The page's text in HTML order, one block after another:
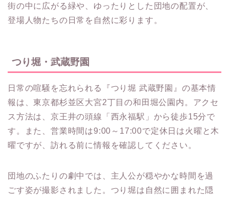
街の中に広がる緑や、ゆったりとした団地の配置が、
登場人物たちの日常を自然に彩ります。
つり堀・武蔵野園
日常の喧騒を忘れられる『つり堀 武蔵野園』の基本情
報は、東京都杉並区大宮2丁目の和田堀公園内。アクセ
ス方法は、京王井の頭線「西永福駅」から徒歩15分で
す。また、営業時間は9:00～17:00で定休日は火曜と木
曜ですが、訪れる前に情報を確認してください。
団地のふたりの劇中では、主人公が穏やかな時間を過
ごす姿が撮影されました。つり堀は自然に囲まれた隠